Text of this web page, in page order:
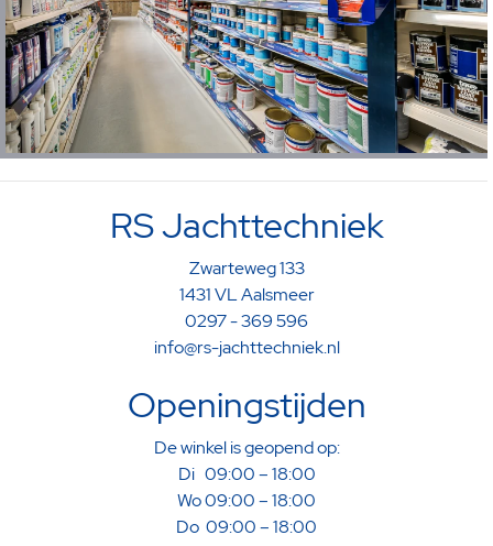
RS Jachttechniek
Zwarteweg 133
1431 VL Aalsmeer
0297 - 369 596
info@rs-jachttechniek.nl
Openingstijden
De winkel is geopend op:
Di 09:00 – 18:00
Wo 09:00 – 18:00
Do 09:00 – 18:00